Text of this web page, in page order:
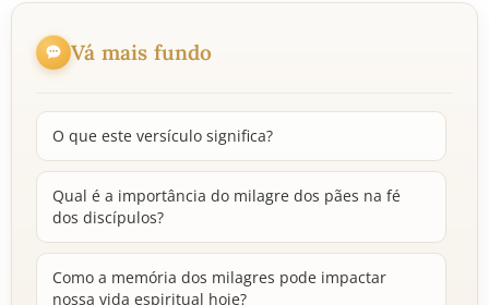
Vá mais fundo
O que este versículo significa?
Qual é a importância do milagre dos pães na fé
dos discípulos?
Como a memória dos milagres pode impactar
nossa vida espiritual hoje?